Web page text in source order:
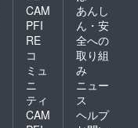
CAM
PFI
RE
コ
ミュ
ニ
ティ
CAM
あんし
ん・安
全への
取り組
み
ニュー
ス
ヘルプ